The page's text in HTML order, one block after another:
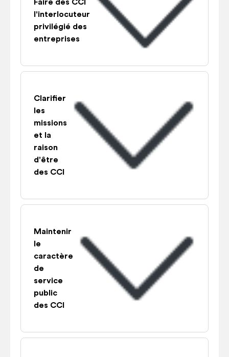
Faire des CCI
l'interlocuteur
privilégié des
entreprises
Clarifier
les
missions
et la
raison
d'être
des CCI
Maintenir
le
caractère
de
service
public
des CCI